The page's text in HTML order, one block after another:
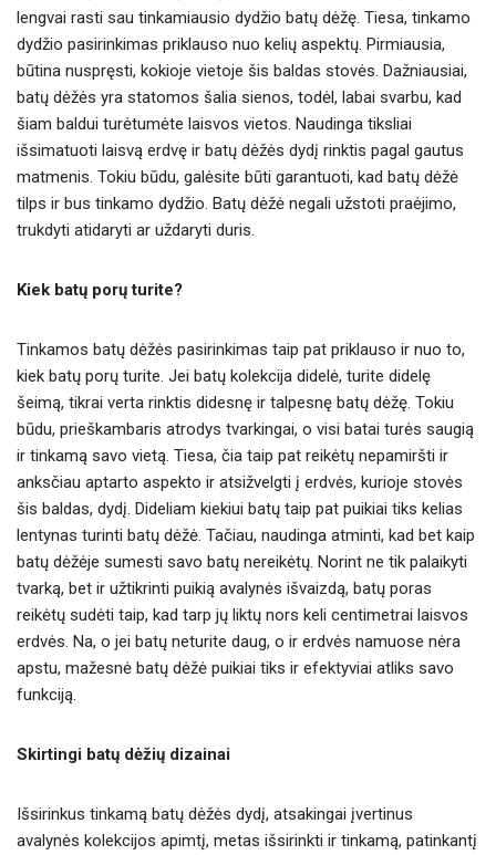
lengvai rasti sau tinkamiausio dydžio batų dėžę. Tiesa, tinkamo
dydžio pasirinkimas priklauso nuo kelių aspektų. Pirmiausia,
būtina nuspręsti, kokioje vietoje šis baldas stovės. Dažniausiai,
batų dėžės yra statomos šalia sienos, todėl, labai svarbu, kad
šiam baldui turėtumėte laisvos vietos. Naudinga tiksliai
išsimatuoti laisvą erdvę ir batų dėžės dydį rinktis pagal gautus
matmenis. Tokiu būdu, galėsite būti garantuoti, kad batų dėžė
tilps ir bus tinkamo dydžio. Batų dėžė negali užstoti praėjimo,
trukdyti atidaryti ar uždaryti duris.
Kiek batų porų turite?
Tinkamos batų dėžės pasirinkimas taip pat priklauso ir nuo to,
kiek batų porų turite. Jei batų kolekcija didelė, turite didelę
šeimą, tikrai verta rinktis didesnę ir talpesnę batų dėžę. Tokiu
būdu, prieškambaris atrodys tvarkingai, o visi batai turės saugią
ir tinkamą savo vietą. Tiesa, čia taip pat reikėtų nepamiršti ir
anksčiau aptarto aspekto ir atsižvelgti į erdvės, kurioje stovės
šis baldas, dydį. Dideliam kiekiui batų taip pat puikiai tiks kelias
lentynas turinti batų dėžė. Tačiau, naudinga atminti, kad bet kaip
batų dėžėje sumesti savo batų nereikėtų. Norint ne tik palaikyti
tvarką, bet ir užtikrinti puikią avalynės išvaizdą, batų poras
reikėtų sudėti taip, kad tarp jų liktų nors keli centimetrai laisvos
erdvės. Na, o jei batų neturite daug, o ir erdvės namuose nėra
apstu, mažesnė batų dėžė puikiai tiks ir efektyviai atliks savo
funkciją.
Skirtingi batų dėžių dizainai
Išsirinkus tinkamą batų dėžės dydį, atsakingai įvertinus
avalynės kolekcijos apimtį, metas išsirinkti ir tinkamą, patinkantį